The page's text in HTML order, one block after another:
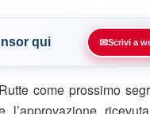
qui ✉Scrivi a
come prossimo